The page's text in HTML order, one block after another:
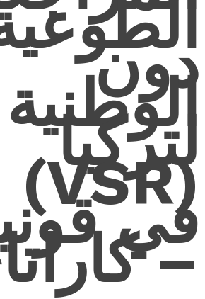
دون
الوطنية
لتركيا
(VSR)
في
–